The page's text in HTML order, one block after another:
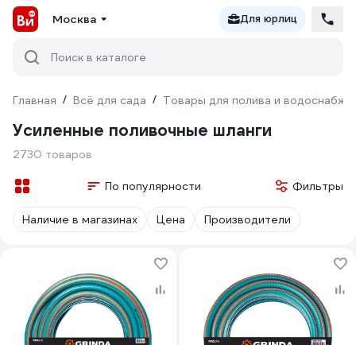
Москва Для юрлиц
Поиск в каталоге
Главная / Всё для сада / Товары для полива и
Усиленные поливочные шланги
2730 товаров
По популярности Фильтры
Наличие в магазинах Цена Производители